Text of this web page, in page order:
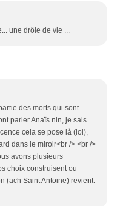
une drôle de vie ...
des morts qui sont
parler Anaïs nin, je sais
cela se pose là (lol),
dans le miroir<br /> <br />
avons plusieurs
choix construisent ou
(ach Saint Antoine) revient.